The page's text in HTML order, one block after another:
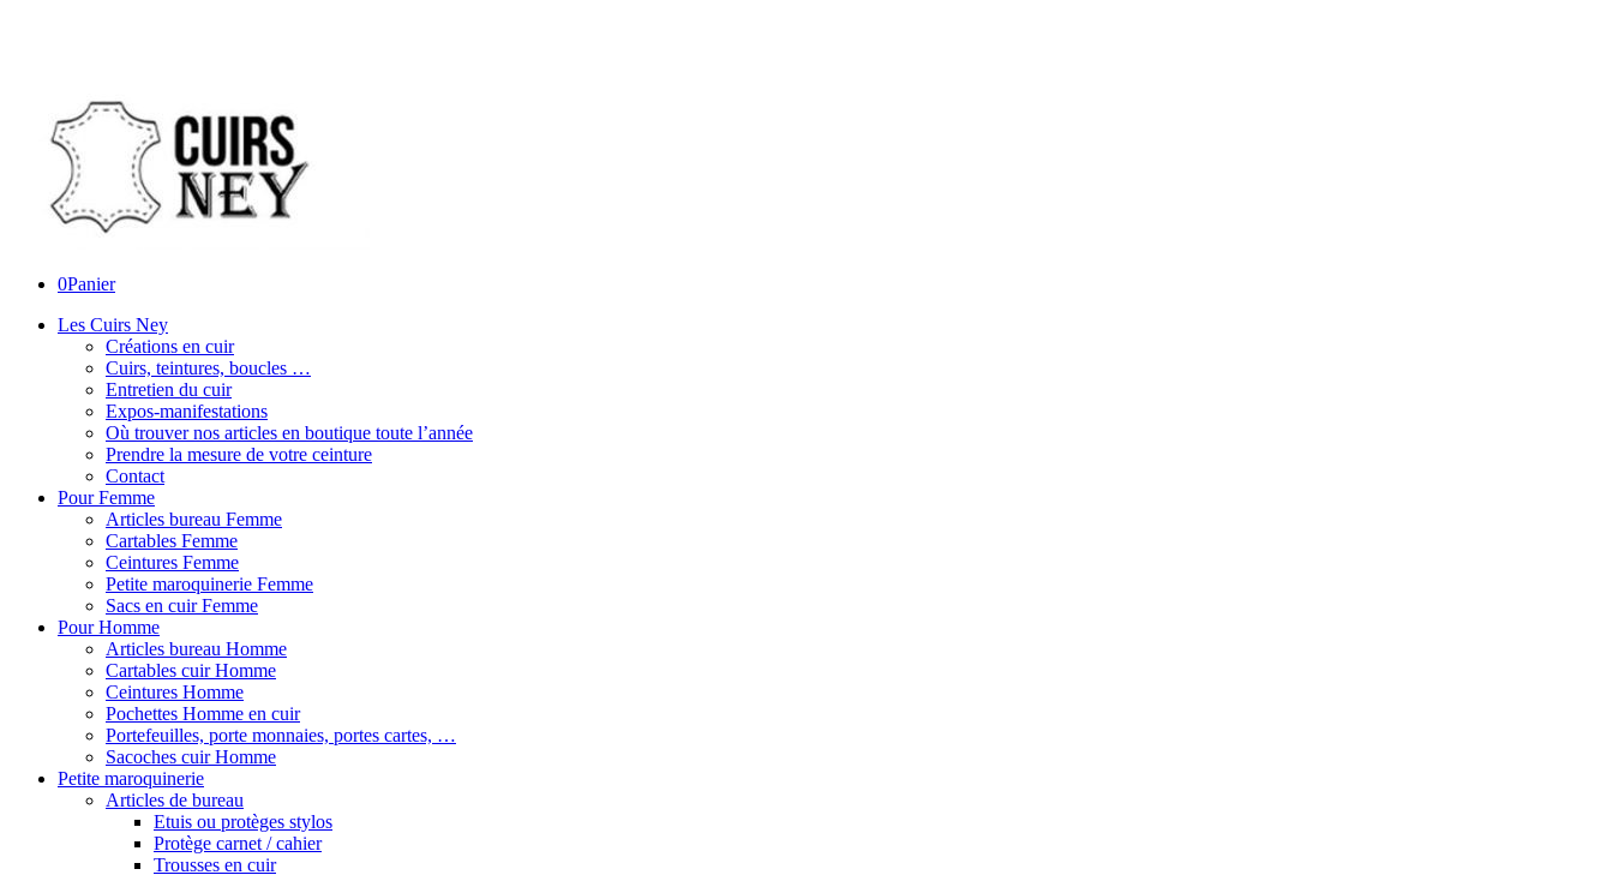
0Panier
Les Cuirs Ney
Créations en cuir
Cuirs, teintures, boucles …
Entretien du cuir
Expos-manifestations
Où trouver nos articles en boutique toute l’année
Prendre la mesure de votre ceinture
Contact
Pour Femme
Articles bureau Femme
Cartables Femme
Ceintures Femme
Petite maroquinerie Femme
Sacs en cuir Femme
Pour Homme
Articles bureau Homme
Cartables cuir Homme
Ceintures Homme
Pochettes Homme en cuir
Portefeuilles, porte monnaies, portes cartes, …
Sacoches cuir Homme
Petite maroquinerie
Articles de bureau
Etuis ou protèges stylos
Protège carnet / cahier
Trousses en cuir